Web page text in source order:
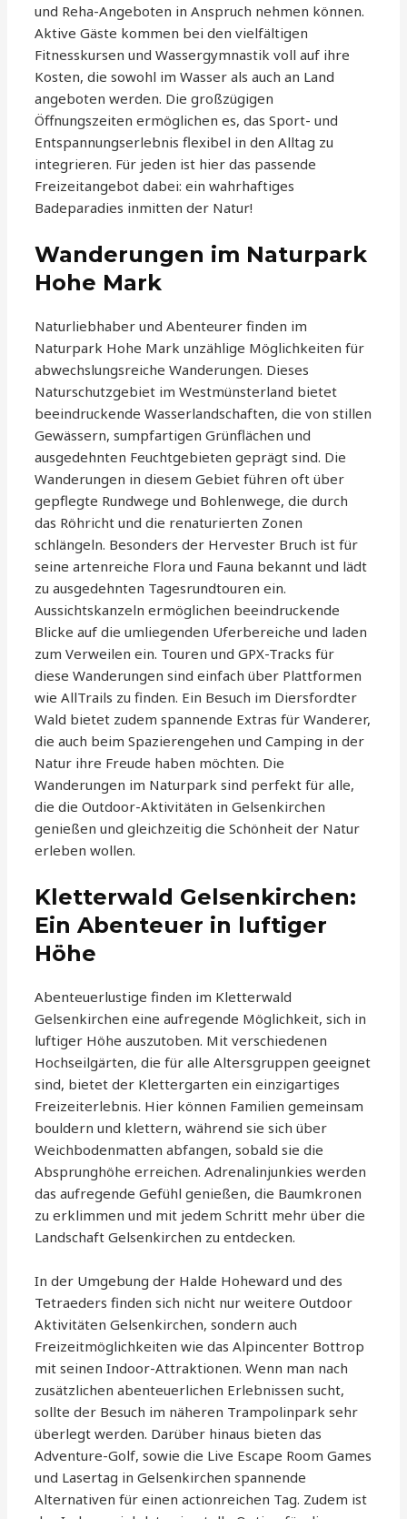
und Reha-Angeboten in Anspruch nehmen können.
Aktive Gäste kommen bei den vielfältigen
Fitnesskursen und Wassergymnastik voll auf ihre
Kosten, die sowohl im Wasser als auch an Land
angeboten werden. Die großzügigen
Öffnungszeiten ermöglichen es, das Sport- und
Entspannungserlebnis flexibel in den Alltag zu
integrieren. Für jeden ist hier das passende
Freizeitangebot dabei: ein wahrhaftiges
Badeparadies inmitten der Natur!
Wanderungen im Naturpark
Hohe Mark
Naturliebhaber und Abenteurer finden im
Naturpark Hohe Mark unzählige Möglichkeiten für
abwechslungsreiche Wanderungen. Dieses
Naturschutzgebiet im Westmünsterland bietet
beeindruckende Wasserlandschaften, die von stillen
Gewässern, sumpfartigen Grünflächen und
ausgedehnten Feuchtgebieten geprägt sind. Die
Wanderungen in diesem Gebiet führen oft über
gepflegte Rundwege und Bohlenwege, die durch
das Röhricht und die renaturierten Zonen
schlängeln. Besonders der Hervester Bruch ist für
seine artenreiche Flora und Fauna bekannt und lädt
zu ausgedehnten Tagesrundtouren ein.
Aussichtskanzeln ermöglichen beeindruckende
Blicke auf die umliegenden Uferbereiche und laden
zum Verweilen ein. Touren und GPX-Tracks für
diese Wanderungen sind einfach über Plattformen
wie AllTrails zu finden. Ein Besuch im Diersfordter
Wald bietet zudem spannende Extras für Wanderer,
die auch beim Spazierengehen und Camping in der
Natur ihre Freude haben möchten. Die
Wanderungen im Naturpark sind perfekt für alle,
die die Outdoor-Aktivitäten in Gelsenkirchen
genießen und gleichzeitig die Schönheit der Natur
erleben wollen.
Kletterwald Gelsenkirchen:
Ein Abenteuer in luftiger
Höhe
Abenteuerlustige finden im Kletterwald
Gelsenkirchen eine aufregende Möglichkeit, sich in
luftiger Höhe auszutoben. Mit verschiedenen
Hochseilgärten, die für alle Altersgruppen geeignet
sind, bietet der Klettergarten ein einzigartiges
Freizeiterlebnis. Hier können Familien gemeinsam
bouldern und klettern, während sie sich über
Weichbodenmatten abfangen, sobald sie die
Absprunghöhe erreichen. Adrenalinjunkies werden
das aufregende Gefühl genießen, die Baumkronen
zu erklimmen und mit jedem Schritt mehr über die
Landschaft Gelsenkirchen zu entdecken.
In der Umgebung der Halde Hoheward und des
Tetraeders finden sich nicht nur weitere Outdoor
Aktivitäten Gelsenkirchen, sondern auch
Freizeitmöglichkeiten wie das Alpincenter Bottrop
mit seinen Indoor-Attraktionen. Wenn man nach
zusätzlichen abenteuerlichen Erlebnissen sucht,
sollte der Besuch im näheren Trampolinpark sehr
überlegt werden. Darüber hinaus bieten das
Adventure-Golf, sowie die Live Escape Room Games
und Lasertag in Gelsenkirchen spannende
Alternativen für einen actionreichen Tag. Zudem ist